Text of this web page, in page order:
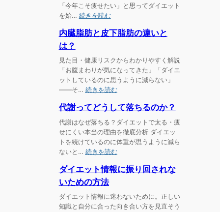
「今年こそ痩せたい」と思ってダイエット
を始… 続きを読む:
イ
ト
が
続
か
な
い
本
当
の
理
内臓脂肪と皮下脂肪の違いと
は？
見た目・健康リスクからわかりやすく解説
「お腹まわりが気になってきた」「ダイエ
ットしているのに思うように減らない」
——そ… 続きを読む:
臓
脂
肪
と
脂
違
い
代謝ってどうして落ちるのか？
代謝はなぜ落ちる？ダイエットで太る・痩
せにくい本当の理由を徹底分析 ダイエッ
トを続けているのに体重が思うように減ら
ないと… 続きを読む:
謝
ど
う
ダイエット情報に振り回されな
いための方法
ダイエット情報に迷わないために。正しい
知識と自分に合った向き合い方を見直そう